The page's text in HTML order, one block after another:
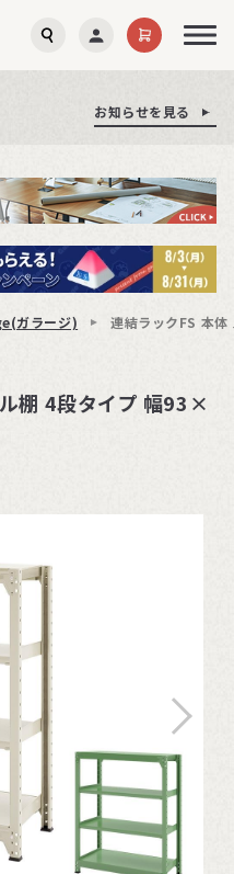
お知らせを見る
お知らせを見る
お知らせを見る
ガラージ) 連結ラックFS 本
棚 4段タイプ 幅93×